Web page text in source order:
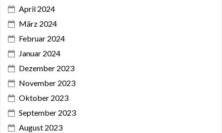
April 2024
März 2024
Februar 2024
Januar 2024
Dezember 2023
November 2023
Oktober 2023
September 2023
August 2023